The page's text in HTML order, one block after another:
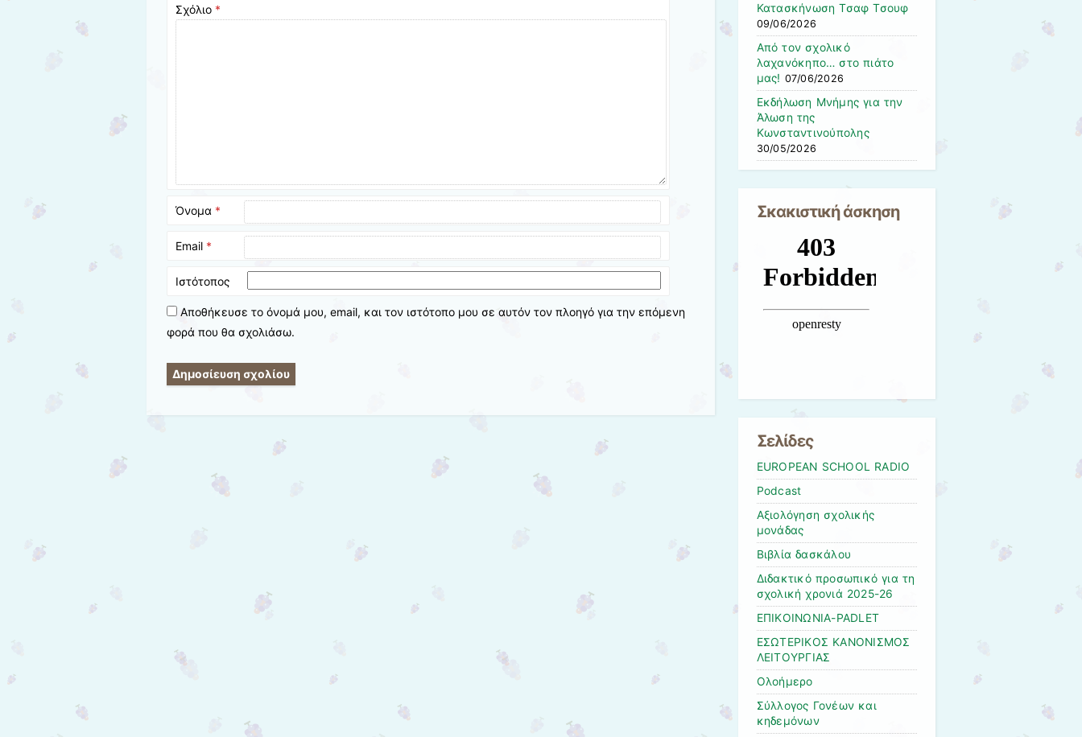
Σχόλιο *
Όνομα *
Email *
Ιστότοπος
Αποθήκευσε το όνομά μου, email, και τον ιστότοπο μου σε αυτόν τον πλοηγό για την επόμενη
φορά που θα σχολιάσω.
Κατασκήνωση Τσαφ Τσουφ
09/06/2026
Από τον σχολικό
λαχανόκηπο… στο πιάτο
μας! 07/06/2026
Εκδήλωση Μνήμης για την
Άλωση της
Κωνσταντινούπολης
30/05/2026
Σκακιστική άσκηση
Σελίδες
EUROPEAN SCHOOL RADIO
Podcast
Αξιολόγηση σχολικής
μονάδας
Βιβλία δασκάλου
Διδακτικό προσωπικό για τη
σχολική χρονιά 2025-26
ΕΠΙΚΟΙΝΩΝΙΑ-PADLET
ΕΣΩΤΕΡΙΚΟΣ ΚΑΝΟΝΙΣΜΟΣ
ΛΕΙΤΟΥΡΓΙΑΣ
Ολοήμερο
Σύλλογος Γονέων και
κηδεμόνων